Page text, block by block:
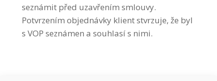
seznámit před uzavřením smlouvy.
Potvrzením objednávky klient stvrzuje, že byl
s VOP seznámen a souhlasí s nimi.